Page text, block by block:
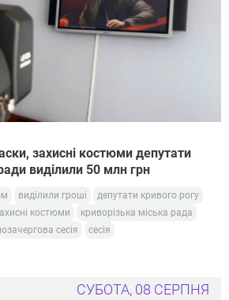
захисні костюми депутати
виділили 50 млн грн
виділили гроші
депутати кривого рогу
костюми
криворізька міська рада
сесія сесія
СУБОТА, 08 СЕРПНЯ